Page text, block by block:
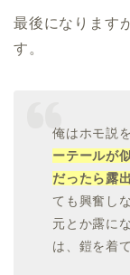
最後になります
す。
俺はホモ説
ーテールが
だったら露
ても興奮し
元とか露に
は、鎧を着